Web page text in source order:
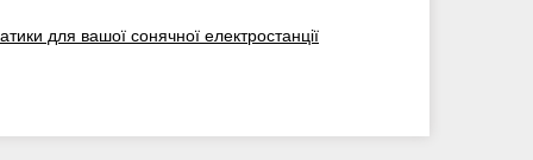
для вашої сонячної електростанції